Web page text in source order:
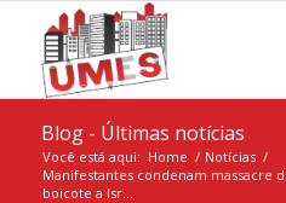
Blog - Últimas notícias
Você está aqui: Home / Notícias /
Manifestantes condenam massacre
boicote a Isr...